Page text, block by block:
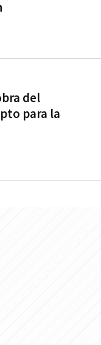
del
para la